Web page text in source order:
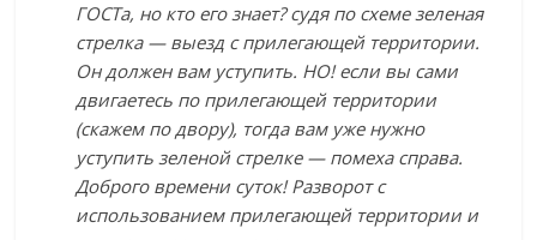
ГОСТа, но кто его знает? судя по схеме зеленая
стрелка — выезд с прилегающей территории.
Он должен вам уступить. НО! если вы сами
двигаетесь по прилегающей территории
(скажем по двору), тогда вам уже нужно
уступить зеленой стрелке — помеха справа.
Доброго времени суток! Разворот с
использованием прилегающей территории и